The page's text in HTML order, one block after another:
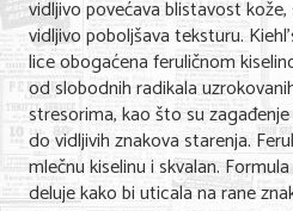
O NAMA
vidljivo povećava blistavost
vidljivo poboljšava teksturu.
lice obogaćena feruličnom
od slobodnih radikala
stresorima, kao što su
do vidljivih znakova starenja.
mlečnu kiselinu i skvalan.
deluje kako bi uticala na rane